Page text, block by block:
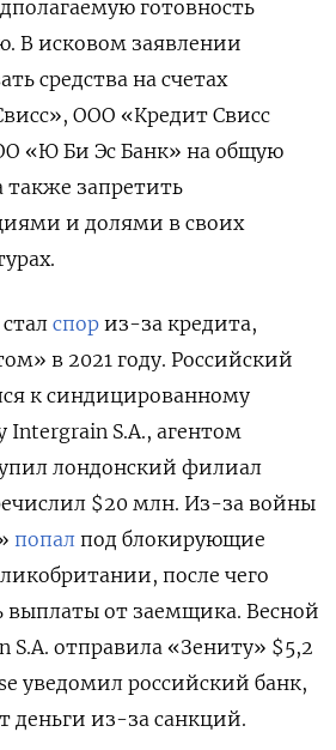
готовность
В исковом заявлении
средства на счетах
ООО «Кредит Свисс
«Ю Би Эс Банк» на общую
запретить
и долями в своих
спор из-за кредита,
в 2021 году. Российский
к синдицированному
S.A., агентом
лондонский филиал
$20 млн. Из-за войны
попал под блокирующие
после чего
выплаты от заемщика. Весной
S.A. отправила «Зениту» $5,2
уведомил российский банк,
деньги из-за санкций.